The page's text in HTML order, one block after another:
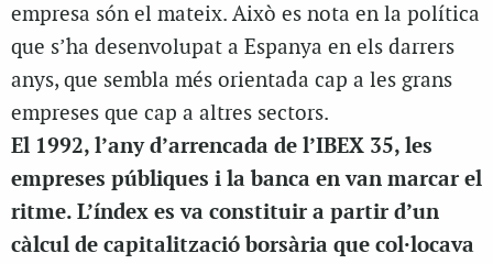
empresa són el mateix. Això es nota en la política
que s’ha desenvolupat a Espanya en els darrers
anys, que sembla més orientada cap a les grans
empreses que cap a altres sectors.
El 1992, l’any d’arrencada de l’IBEX 35, les
empreses públiques i la banca en van marcar el
ritme. L’índex es va constituir a partir d’un
càlcul de capitalització borsària que col·locava